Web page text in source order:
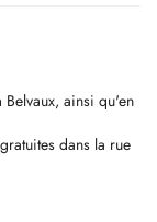
ainsi qu'en
dans la rue
diagnostiques